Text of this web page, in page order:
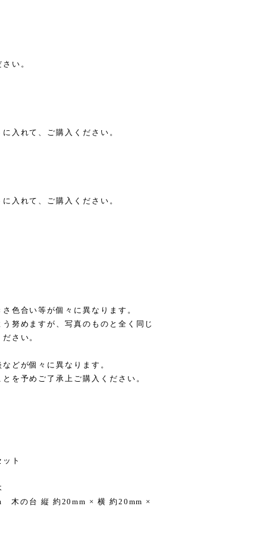
い。
入れて、ご購入ください。
入れて、ご購入ください。
色合い等が個々に異なります。
努めますが、写真のものと全く同じ
さい。
どが個々に異なります。
を予めご了承上ご購入ください。
ト
木の台 縦 約20mm × 横 約20mm ×